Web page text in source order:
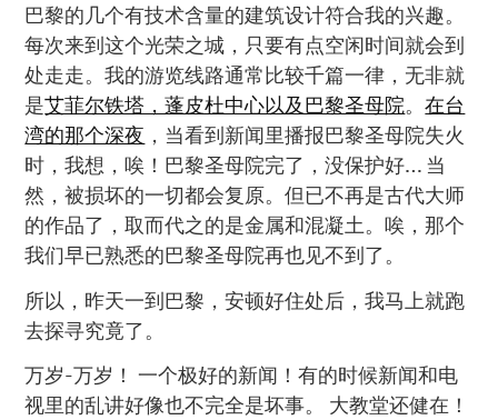
巴黎的几个有技术含量的建筑设计符合我的兴趣。
每次来到这个光荣之城，只要有点空闲时间就会到
处走走。我的游览线路通常比较千篇一律，无非就
是艾菲尔铁塔，蓬皮杜中心以及巴黎圣母院。在台
湾的那个深夜 ，当看到新闻里播报巴黎圣母院失火
时，我想，唉！巴黎圣母院完了，没保护好… 当
然，被损坏的一切都会复原。但已不再是古代大师
的作品了，取而代之的是金属和混凝土。唉，那个
我们早已熟悉的巴黎圣母院再也见不到了。
所以，昨天一到巴黎，安顿好住处后，我马上就跑
去探寻究竟了。
万岁-万岁！ 一个极好的新闻！有的时候新闻和电
视里的乱讲好像也不完全是坏事。 大教堂还健在！